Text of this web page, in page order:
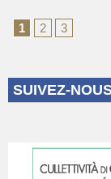
1 2 3
SUIVEZ-